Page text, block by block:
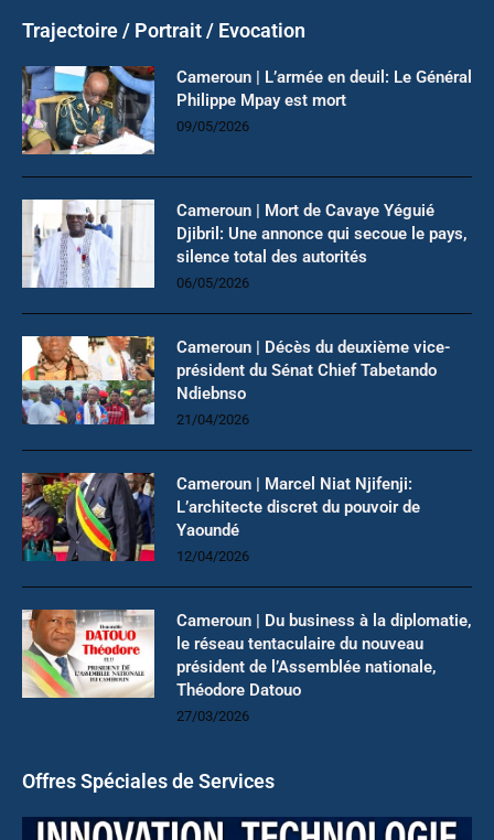
Trajectoire / Portrait / Evocation
Cameroun | L’armée en deuil: Le Général
Philippe Mpay est mort
09/05/2026
Cameroun | Mort de Cavaye Yéguié
Djibril: Une annonce qui secoue le pays,
silence total des autorités
06/05/2026
Cameroun | Décès du deuxième vice-
président du Sénat Chief Tabetando
Ndiebnso
21/04/2026
Cameroun | Marcel Niat Njifenji:
L’architecte discret du pouvoir de
Yaoundé
12/04/2026
Cameroun | Du business à la diplomatie,
le réseau tentaculaire du nouveau
président de l’Assemblée nationale,
Théodore Datouo
27/03/2026
Offres Spéciales de Services